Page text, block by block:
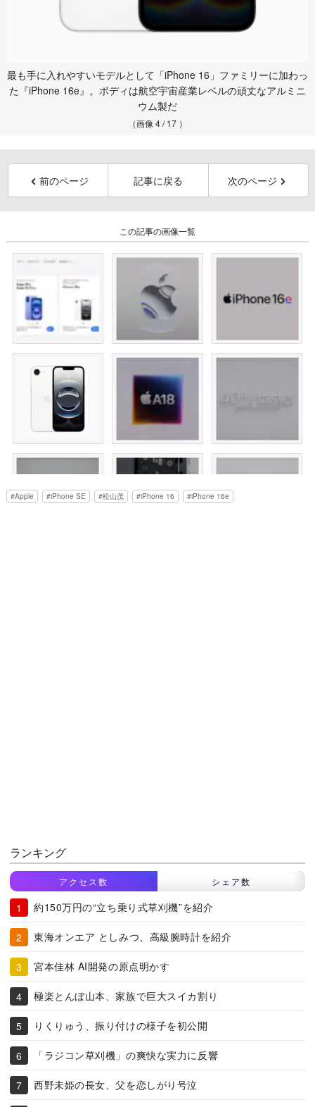
最も手に入れやすいモデルとして「iPhone 16」ファミリーに加わっ
た『iPhone 16e』。ボディは航空宇宙産業レベルの頑丈なアルミニ
ウム製だ
（画像 4 / 17 ）
前のページ 記事に戻る 次のページ
この記事の画像一覧
Apple iPhone SE 松山茂 iPhone 16 iPhone 16e
ランキング
アクセス数 シェア数
約150万円の“立ち乗り式草刈機”を紹介
東海オンエア としみつ、高級腕時計を紹介
宮本佳林 AI開発の原点明かす
極楽とんぼ山本、家族で巨大スイカ割り
りくりゅう、振り付けの様子を初公開
「ラジコン草刈機」の爽快な実力に反響
西野未姫の長女、父を恋しがり号泣